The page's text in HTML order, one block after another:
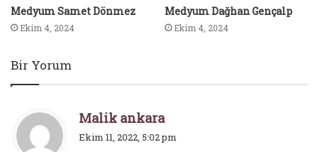
Medyum Samet Dönmez
Ekim 4, 2024
Medyum Dağhan Gençalp
Ekim 4, 2024
Bir Yorum
Malik ankara
Ekim 11, 2022, 5:02 pm